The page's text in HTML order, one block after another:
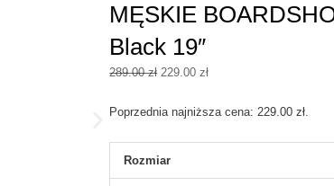
MĘSKIE
Black 19″
289.00zł Pierwotna
wynosiła:
229.00złAktualna
wynosi:
Poprzednia najniższa cena: 229.00zł
Rozmiar
MĘSKIE